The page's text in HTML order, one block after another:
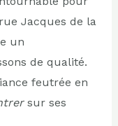
Jacques de la
un
de qualité.
feutrée en
sur ses